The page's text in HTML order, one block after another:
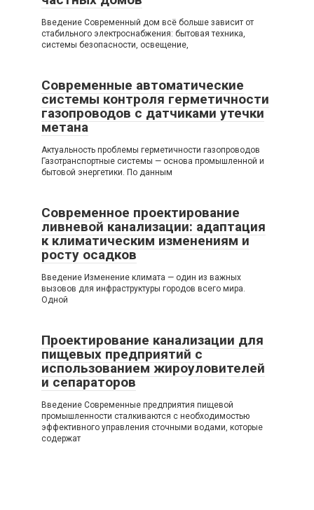
Введение Современный дом всё больше зависит от
стабильного электроснабжения: бытовая техника,
системы безопасности, освещение,
Современные автоматические
системы контроля герметичности
газопроводов с датчиками утечки
метана
Актуальность проблемы герметичности газопроводов
Газотранспортные системы — основа промышленной и
бытовой энергетики. По данным
Современное проектирование
ливневой канализации: адаптация
к климатическим изменениям и
росту осадков
Введение Изменение климата — один из важных
вызовов для инфраструктуры городов всего мира.
Одной
Проектирование канализации для
пищевых предприятий с
использованием жироуловителей
и сепараторов
Введение Современные предприятия пищевой
промышленности сталкиваются с необходимостью
эффективного управления сточными водами, которые
содержат